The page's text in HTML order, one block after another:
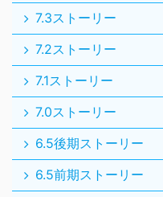
7.3ストーリー
7.2ストーリー
7.1ストーリー
7.0ストーリー
6.5後期ストーリー
6.5前期ストーリー